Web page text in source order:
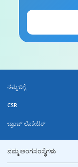
ನಮ್ಮ ಬಗ್ಗೆ
CSR
ಬ್ರಾಂಚ್ ಲೊಕೇಟರ್
ನಮ್ಮ ಅಂಗಸಂಸ್ಥೆಗಳು